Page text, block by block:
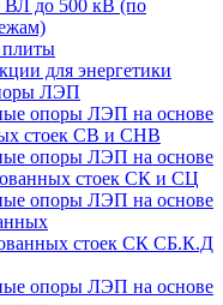
ВЛ до 500 кВ (по
плиты
для энергетики
ЛЭП
опоры ЛЭП на основе
стоек СВ и СНВ
опоры ЛЭП на основе
стоек СК и СЦ
опоры ЛЭП на основе
стоек СК СБ.К.Д
опоры ЛЭП на основе